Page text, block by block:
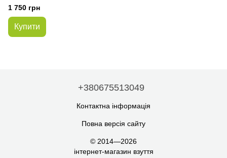
1 750 грн
Купити
+380675513049
Контактна інформація
Повна версія сайту
© 2014—2026
інтернет-магазин взуття